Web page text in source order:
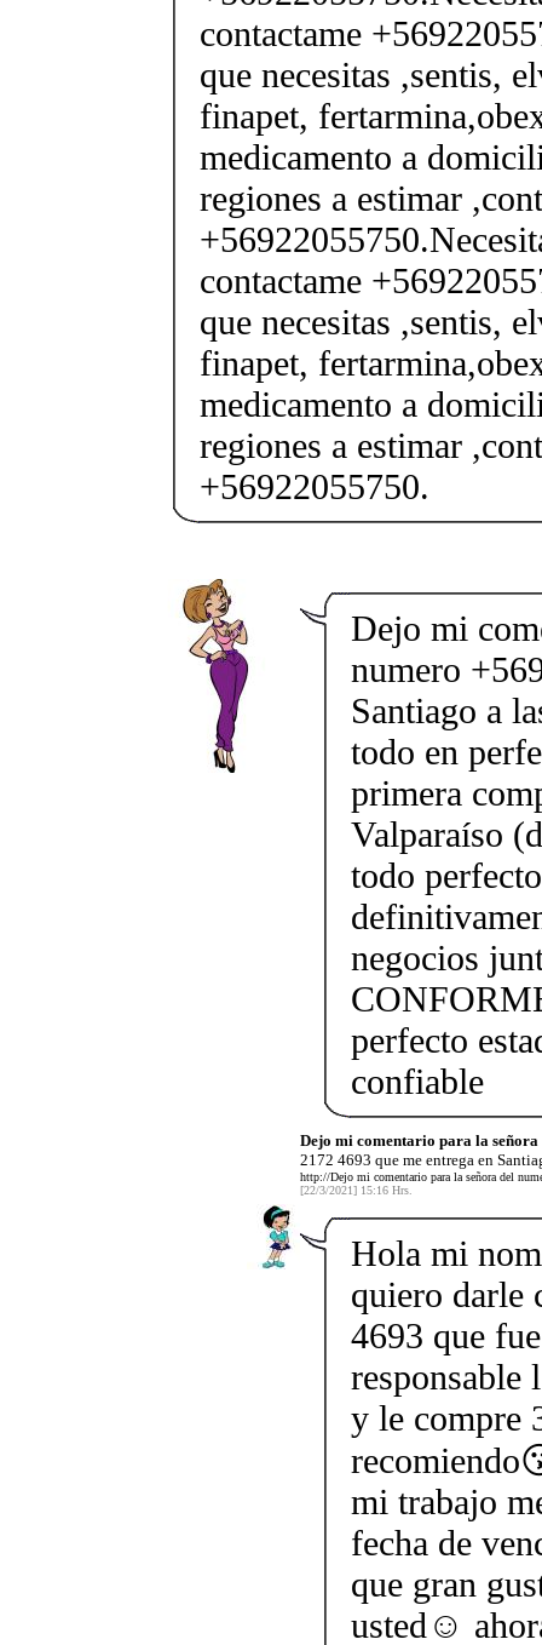
contactame
que necesitas ,sentis,
finapet,
medicamento a
regiones a estimar
contactame
que necesitas ,sentis,
finapet,
medicamento a
regiones a estimar
+56922055750.
Dejo mi
numero
Santiago a
todo en
primera
Valparaíso
todo
negocios
perfecto
confiable
Dejo mi comentario para la
2172 4693 que me entrega en
http://Dejo mi comentario para la señora del
[22/3/2021] 15:16 Hrs.
Hola mi
quiero darle
4693 que
responsable
y le compre
mi trabajo
fecha de
que gran
usted☺